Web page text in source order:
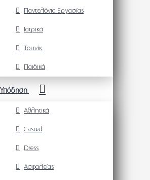
Παντελόνια Εργασίας
Ιατρικά
Τουνίκ
Παιδικά
Υπόδηση
Αθλητικά
Casual
Dress
Ασφαλείας